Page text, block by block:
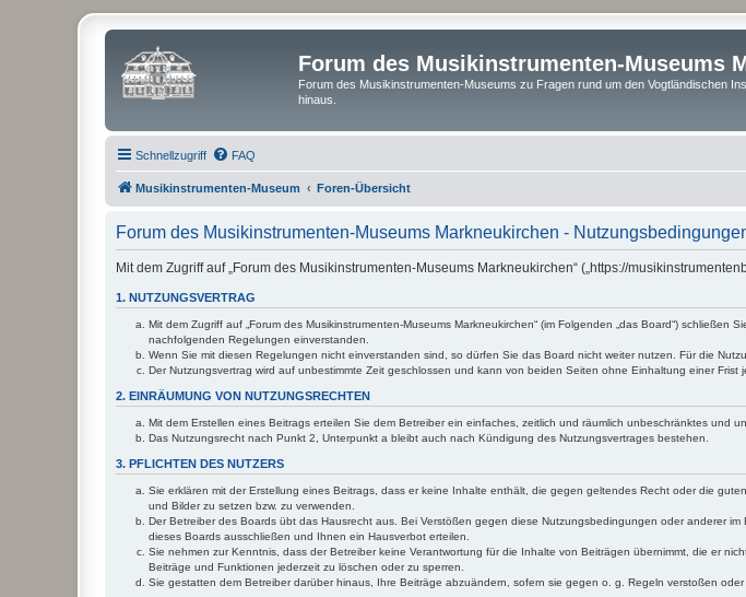
Forum des Musikinstrumenten-Museums
Forum des Musikinstrumenten-Museums zu Fragen rund um den Vogtländischen
hinaus.
Schnellzugriff FAQ
Musikinstrumenten-Museum Foren-Übersicht
Forum des Musikinstrumenten-Museums Markneukirchen -
Mit dem Zugriff auf „Forum des Musikinstrumenten-Museums Markneukirchen“ („https://
1. NUTZUNGSVERTRAG
Mit dem Zugriff auf „Forum des Musikinstrumenten-Museums Markneukirchen“ (im Folgenden „das Board“)
nachfolgenden Regelungen einverstanden.
Wenn Sie mit diesen Regelungen nicht einverstanden sind, so dürfen Sie das Board nicht weiter nutzen. Für die
Der Nutzungsvertrag wird auf unbestimmte Zeit geschlossen und kann von beiden Seiten ohne Einhaltung einer Frist
2. EINRÄUMUNG VON NUTZUNGSRECHTEN
Mit dem Erstellen eines Beitrags erteilen Sie dem Betreiber ein einfaches, zeitlich und räumlich unbeschränktes und
Das Nutzungsrecht nach Punkt 2, Unterpunkt a bleibt auch nach Kündigung des Nutzungsvertrages bestehen.
3. PFLICHTEN DES NUTZERS
Sie erklären mit der Erstellung eines Beitrags, dass er keine Inhalte enthält, die gegen geltendes Recht oder die
und Bilder zu setzen bzw. zu verwenden.
Der Betreiber des Boards übt das Hausrecht aus. Bei Verstößen gegen diese Nutzungsbedingungen oder anderer
dieses Boards ausschließen und Ihnen ein Hausverbot erteilen.
Sie nehmen zur Kenntnis, dass der Betreiber keine Verantwortung für die Inhalte von Beiträgen übernimmt, die er
Beiträge und Funktionen jederzeit zu löschen oder zu sperren.
Sie gestatten dem Betreiber darüber hinaus, Ihre Beiträge abzuändern, sofern sie gegen o. g. Regeln verstoßen